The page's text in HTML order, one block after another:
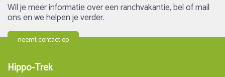
Wil je meer informatie over een ranchvakantie, bel of mail
ons en we helpen je verder.
neemt contact op
Hippo-Trek